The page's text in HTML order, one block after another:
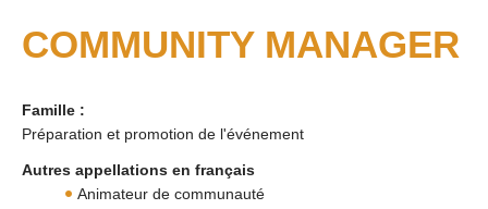
COMMUNITY MANAGER
Famille :
Préparation et promotion de l'événement
Autres appellations en français
Animateur de communauté